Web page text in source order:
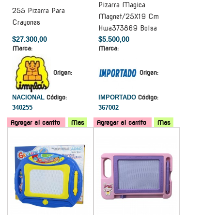
255 Pizarra Para
Crayones
$27.300,00
Marca:
Origen:
NACIONAL Código:
340255
Agregar al carrito Mas
Pizarra Magica
Magnet/25X19 Cm
Hwa373869 Bolsa
$5.500,00
Marca:
Origen:
IMPORTADO Código:
367002
Agregar al carrito
Mas